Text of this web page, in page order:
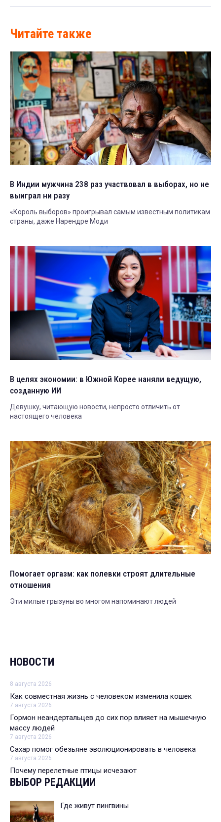
Читайте также
В Индии мужчина 238 раз участвовал в выборах, но не
выиграл ни разу
«Король выборов» проигрывал самым известным политикам
страны, даже Нарендре Моди
В целях экономии: в Южной Корее наняли ведущую,
созданную ИИ
Девушку, читающую новости, непросто отличить от
настоящего человека
Помогает оргазм: как полевки строят длительные
отношения
Эти милые грызуны во многом напоминают людей
НОВОСТИ
8 августа 2026
Как совместная жизнь с человеком изменила кошек
7 августа 2026
Гормон неандертальцев до сих пор влияет на мышечную
массу людей
7 августа 2026
Сахар помог обезьяне эволюционировать в человека
7 августа 2026
Почему перелетные птицы исчезают
ВЫБОР РЕДАКЦИИ
Где живут пингвины